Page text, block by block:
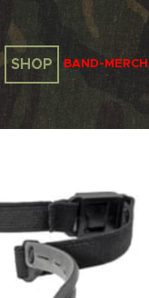
SHOP BAND-MERCH